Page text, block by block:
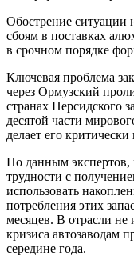
Обострение ситуации
сбоям в поставках
в срочном порядке
Ключевая проблема
через Ормузский
странах Персидского
десятой части
делает его
По данным
трудности с
использовать
потребления этих
месяцев. В отрасли не
кризиса автозаводам
середине года.